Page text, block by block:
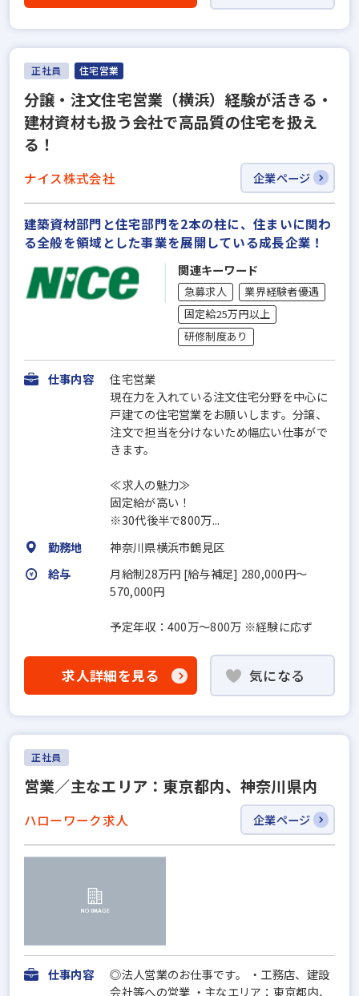
正社員 住宅営業
分譲・注文住宅営業（横浜）経験が活きる・
建材資材も扱う会社で高品質の住宅を扱え
る！
ナイス株式会社 企業ページ
建築資材部門と住宅部門を2本の柱に、住まいに関わ
る全般を領域とした事業を展開している成長企業！
関連キーワード
急募求人
業界経験者優遇
固定給25万円以上
研修制度あり
仕事内容
住宅営業
現在力を入れている注文住宅分野を中心に
戸建ての住宅営業をお願いします。分譲、
注文で担当を分けないため幅広い仕事がで
きます。
≪求人の魅力≫
固定給が高い！
※30代後半で800万...
勤務地
神奈川県横浜市鶴見区
給与
月給制28万円 [給与補足] 280,000円～
570,000円
予定年収：400万〜800万 ※経験に応ず
求人詳細を見る 気になる
正社員
営業／主なエリア：東京都内、神奈川県内
ハローワーク求人 企業ページ
仕事内容
◎法人営業のお仕事です。 ・工務店、建設
会社等への営業 ・主なエリア：東京都内、